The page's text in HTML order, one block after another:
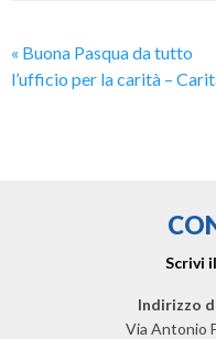
« Buona Pasqua da tutto
l’ufficio per la carità –
Scrivi
Indirizzo
Via Antonio